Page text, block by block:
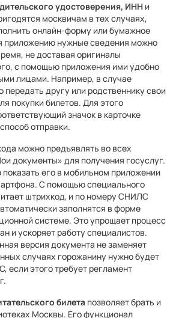
удостоверения, ИНН и
москвичам в тех случаях,
онлайн-форму или бумажное
приложению нужные сведения можно
не доставая оригиналы
с помощью приложения ими удобно
лицами. Например, в случае
другу или родственнику свои
покупки билетов. Для этого
значок в карточке
отправки.
можно предъявлять во всех
документы» для получения госуслуг.
показать его в мобильном приложении
С помощью специального
штрихкод, и по номеру СНИЛС
заполнятся в форме
системе. Это упрощает процесс
и ускоряет работу специалистов.
версия документа не заменяет
случаях горожанину нужно будет
если этого требует регламент
билета позволяет брать и
Москвы. Его функционал